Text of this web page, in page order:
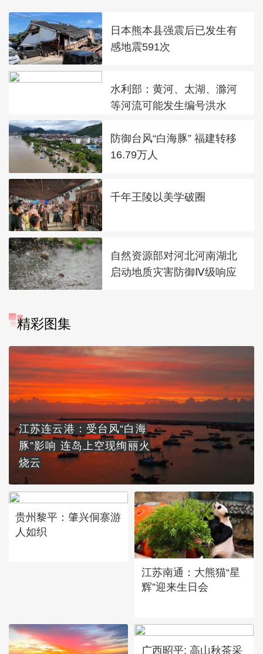
日本熊本县强震后已发生有
感地震591次
水利部：黄河、太湖、滁河
等河流可能发生编号洪水
防御台风“白海豚” 福建转移
16.79万人
千年王陵以美学破圈
自然资源部对河北河南湖北
启动地质灾害防御Ⅳ级响应
精彩图集
江苏连云港：受台风“白海
豚”影响 连岛上空现绚丽火
烧云
贵州黎平：肇兴侗寨游
人如织
江苏南通：大熊猫“星
辉”迎来生日会
广西昭平: 高山秋茶采